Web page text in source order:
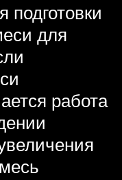
подготовки
для
работа